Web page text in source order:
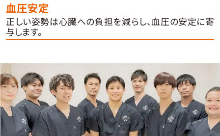
血圧安定
正しい姿勢は心臓への負担を減らし、血圧の安定に寄
与します。